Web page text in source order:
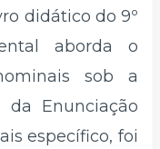
didático do 9º
aborda o
sob a
da Enunciação
específico, foi